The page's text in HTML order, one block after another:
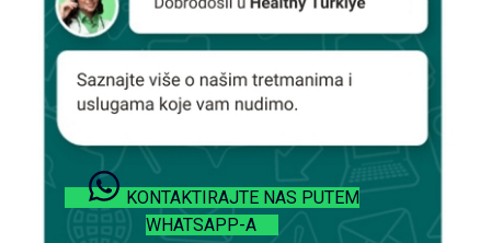
KONTAKTIRAJTE NAS PUTEM
WHATSAPP-A